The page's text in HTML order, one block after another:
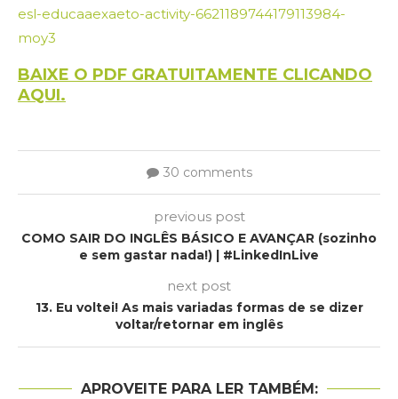
esl-educaaexaeto-activity-6621189744179113984-
moy3
BAIXE O PDF GRATUITAMENTE CLICANDO
AQUI.
30 comments
previous post
COMO SAIR DO INGLÊS BÁSICO E AVANÇAR (sozinho
e sem gastar nada!) | #LinkedInLive
next post
13. Eu voltei! As mais variadas formas de se dizer
voltar/retornar em inglês
APROVEITE PARA LER TAMBÉM: